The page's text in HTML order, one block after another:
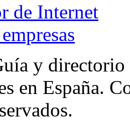
de Internet
y directorio
en España.